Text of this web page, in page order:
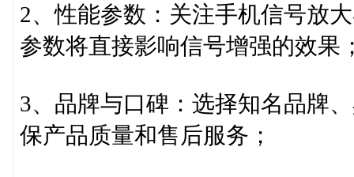
2、性能参数：关注手机信号放
参数将直接影响信号增强的效果
3、品牌与口碑：选择知名品牌
保产品质量和售后服务；